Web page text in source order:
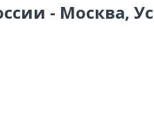
- Москва,